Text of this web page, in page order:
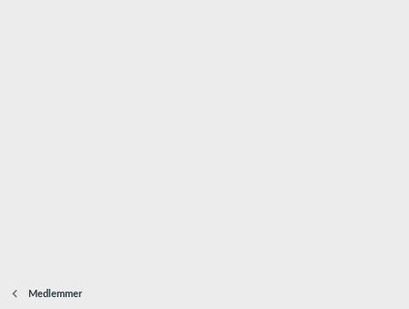
Medlemmer